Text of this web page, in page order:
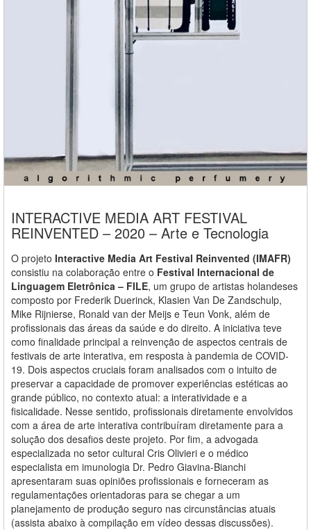
INTERACTIVE MEDIA ART FESTIVAL
REINVENTED – 2020 – Arte e Tecnologia
O projeto Interactive Media Art Festival Reinvented (IMAFR)
consistiu na colaboração entre o Festival Internacional de
Linguagem Eletrônica – FILE, um grupo de artistas holandeses
composto por Frederik Duerinck, Klasien Van De Zandschulp,
Mike Rijnierse, Ronald van der Meijs e Teun Vonk, além de
profissionais das áreas da saúde e do direito. A iniciativa teve
como finalidade principal a reinvenção de aspectos centrais de
festivais de arte interativa, em resposta à pandemia de COVID-
19. Dois aspectos cruciais foram analisados com o intuito de
preservar a capacidade de promover experiências estéticas ao
grande público, no contexto atual: a interatividade e a
fisicalidade. Nesse sentido, profissionais diretamente envolvidos
com a área de arte interativa contribuíram diretamente para a
solução dos desafios deste projeto. Por fim, a advogada
especializada no setor cultural Cris Olivieri e o médico
especialista em imunologia Dr. Pedro Giavina-Bianchi
apresentaram suas opiniões profissionais e forneceram as
regulamentações orientadoras para se chegar a um
planejamento de produção seguro nas circunstâncias atuais
(assista abaixo à compilação em vídeo dessas discussões).